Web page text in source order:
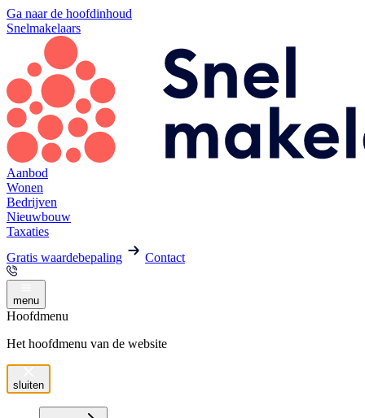
Ga naar de hoofdinhoud
Snelmakelaars
Aanbod
Wonen
Bedrijven
Nieuwbouw
Taxaties
Gratis waardebepaling
Contact
menu
Hoofdmenu
Het hoofdmenu van de website
sluiten